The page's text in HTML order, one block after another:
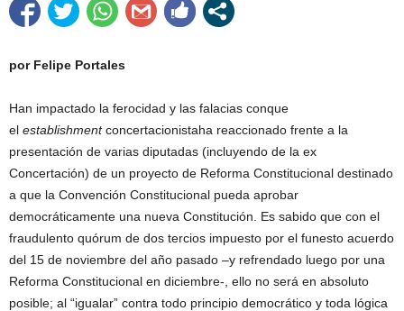
por Felipe Portales
Han impactado la ferocidad y las falacias conque
el establishmentconcertacionistaha reaccionado frente a la
presentación de varias diputadas (incluyendo de la ex
Concertación) de un proyecto de Reforma Constitucional destinado
a que la Convención Constitucional pueda aprobar
democráticamente una nueva Constitución. Es sabido que con el
fraudulento quórum de dos tercios impuesto por el funesto acuerdo
del 15 de noviembre del año pasado –y refrendado luego por una
Reforma Constitucional en diciembre-, ello no será en absoluto
posible; al “igualar” contra todo principio democrático y toda lógica